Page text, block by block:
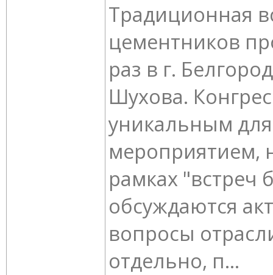
Традиционная
цементников
раз в г.
Шухова.
уникальным
мероприятием,
рамках "встреч
обсуждаются
вопросы
отдельно, п...